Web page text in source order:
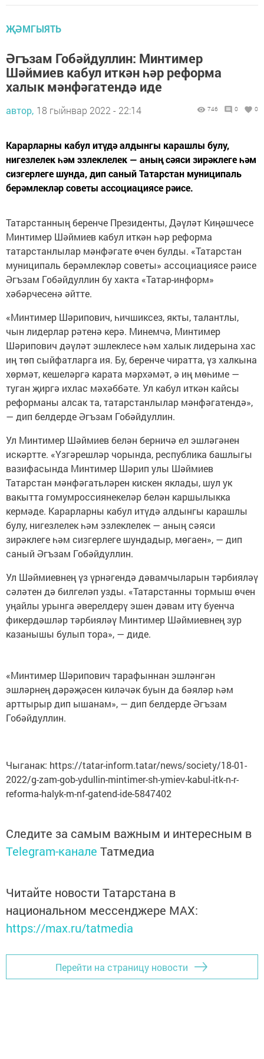
ҖӘМГЫЯТЬ
Әгъзам Гобәйдуллин: Минтимер
Шәймиев кабул иткән һәр реформа
халык мәнфәгатендә иде
автор, 18 гыйнвар 2022 - 22:14 746 0 0
Карарларны кабул итүдә алдынгы карашлы булу,
нигезлелек һәм эзлеклелек — аның сәяси зирәклеге һәм
сизгерлеге шунда, дип саный Татарстан муниципаль
берәмлекләр советы ассоциациясе рәисе.
Татарстанның беренче Президенты, Дәүләт Киңәшчесе
Минтимер Шәймиев кабул иткән һәр реформа
татарстанлылар мәнфәгате өчен булды. «Татарстан
муниципаль берәмлекләр советы» ассоциациясе рәисе
Әгъзам Гобәйдуллин бу хакта «Татар-информ»
хәбәрчесенә әйтте.
«Минтимер Шәрипович, һичшиксез, якты, талантлы,
чын лидерлар рәтенә керә. Минемчә, Минтимер
Шәрипович дәүләт эшлеклесе һәм халык лидерына хас
иң төп сыйфатларга ия. Бу, беренче чиратта, үз халкына
хөрмәт, кешеләргә карата мәрхәмәт, ә иң мөһиме —
туган җиргә ихлас мәхәббәте. Ул кабул иткән кайсы
реформаны алсак та, татарстанлылар мәнфәгатендә»,
— дип белдерде Әгъзам Гобәйдуллин.
Ул Минтимер Шәймиев белән берничә ел эшләгәнен
искәртте. «Үзгәрешләр чорында, республика башлыгы
вазифасында Минтимер Шәрип улы Шәймиев
Татарстан мәнфәгатьләрен кискен яклады, шул ук
вакытта гомумроссиянекеләр белән каршылыкка
кермәде. Карарларны кабул итүдә алдынгы карашлы
булу, нигезлелек һәм эзлеклелек — аның сәяси
зирәклеге һәм сизгерлеге шундадыр, мөгаен», — дип
саный Әгъзам Гобәйдуллин.
Ул Шәймиевнең үз үрнәгендә дәвамчыларын тәрбияләү
сәләтен дә билгеләп узды. «Татарстанны тормыш өчен
уңайлы урынга әверелдерү эшен дәвам итү буенча
фикердәшләр тәрбияләү Минтимер Шәймиевнең зур
казанышы булып тора», — диде.
«Минтимер Шәрипович тарафыннан эшләнгән
эшләрнең дәрәҗәсен киләчәк буын да бәяләр һәм
арттырыр дип ышанам», — дип белдерде Әгъзам
Гобәйдуллин.
Чыганак: https://tatar-inform.tatar/news/society/18-01-
2022/g-zam-gob-ydullin-mintimer-sh-ymiev-kabul-itk-n-r-
reforma-halyk-m-nf-gatend-ide-5847402
Следите за самым важным и интересным в
Telegram-канале Татмедиа
Читайте новости Татарстана в
национальном мессенджере MАХ:
https://max.ru/tatmedia
Перейти на страницу новости